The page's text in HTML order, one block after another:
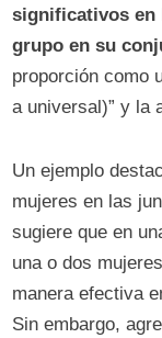
significativos en
grupo en su
proporción como
a universal)” y la
Un ejemplo
mujeres en las
sugiere que en
una o dos
manera efectiva
Sin embargo,